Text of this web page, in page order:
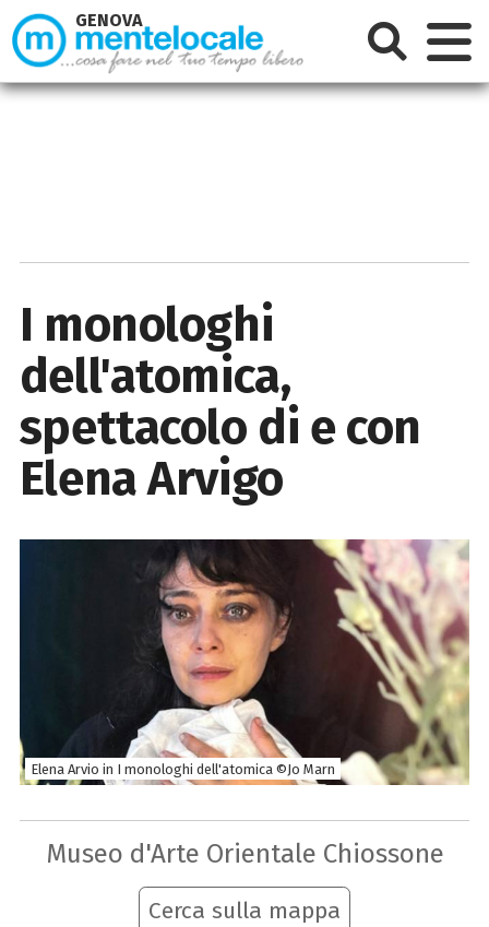
I monologhi
dell'atomica,
spettacolo di e con
Elena Arvigo
Elena Arvio in I monologhi dell'atomica ©Jo Marn
Museo d'Arte Orientale Chiossone
Cerca sulla mappa
GENOVA